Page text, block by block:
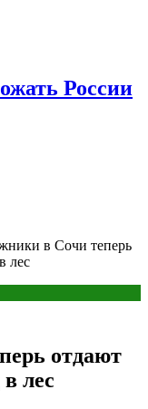
России
в Сочи теперь
лес
отдают
лес